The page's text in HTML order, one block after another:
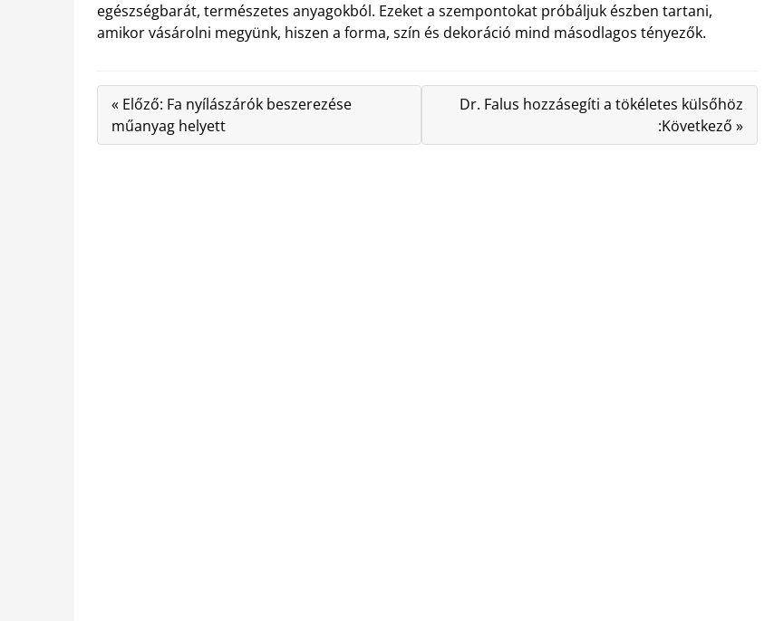
egészségbarát, természetes anyagokból. Ezeket a szempontokat próbáljuk észben tartani,
amikor vásárolni megyünk, hiszen a forma, szín és dekoráció mind másodlagos tényezők.
« Előző: Fa nyílászárók beszerezése
műanyag helyett
Dr. Falus hozzásegíti a tökéletes külsőhöz
:Következő »